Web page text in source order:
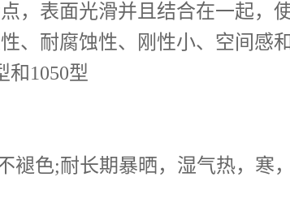
，表面光滑并且结合在一起，
、耐腐蚀性、刚性小、空间感
和1050型
褪色;耐长期暴晒，湿气热，寒